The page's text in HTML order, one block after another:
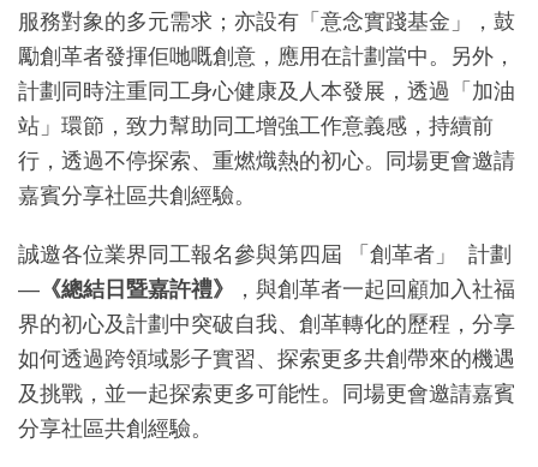
服務對象的多元需求；亦設有「意念實踐基金」，鼓
勵創革者發揮佢哋嘅創意，應用在計劃當中。另外，
計劃同時注重同工身心健康及人本發展，透過「加油
站」環節，致力幫助同工增強工作意義感，持續前
行，透過不停探索、重燃熾熱的初心。同場更會邀請
嘉賓分享社區共創經驗。
誠邀各位業界同工報名參與第四屆 「創革者」 計劃
— 《總結日暨嘉許禮》
，與創革者一起回顧加入社福
界的初心及計劃中突破自我、創革轉化的歷程，分享
如何透過跨領域影子實習、探索更多共創帶來的機遇
及挑戰，並一起探索更多可能性。同場更會邀請嘉賓
分享社區共創經驗。